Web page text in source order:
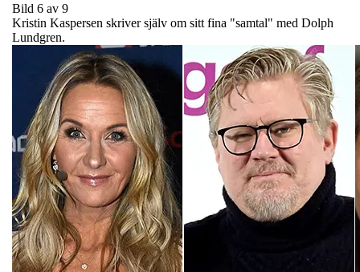
Bild 6 av 9
Kristin Kaspersen skriver själv om sitt fina "samtal" med Dolph
Lundgren.